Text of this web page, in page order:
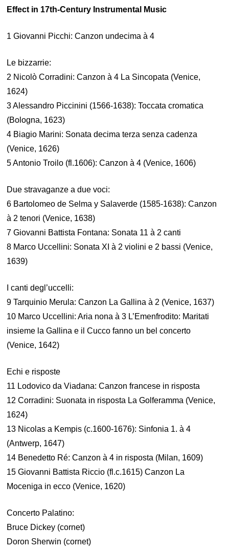
Effect in 17th-Century Instrumental Music
1 Giovanni Picchi: Canzon undecima à 4
Le bizzarrie:
2 Nicolò Corradini: Canzon à 4 La Sincopata (Venice,
1624)
3 Alessandro Piccinini (1566-1638): Toccata cromatica
(Bologna, 1623)
4 Biagio Marini: Sonata decima terza senza cadenza
(Venice, 1626)
5 Antonio Troilo (fl.1606): Canzon à 4 (Venice, 1606)
Due stravaganze a due voci:
6 Bartolomeo de Selma y Salaverde (1585-1638): Canzon
à 2 tenori (Venice, 1638)
7 Giovanni Battista Fontana: Sonata 11 à 2 canti
8 Marco Uccellini: Sonata XI à 2 violini e 2 bassi (Venice,
1639)
I canti degl’uccelli:
9 Tarquinio Merula: Canzon La Gallina à 2 (Venice, 1637)
10 Marco Uccellini: Aria nona à 3 L’Emenfrodito: Maritati
insieme la Gallina e il Cucco fanno un bel concerto
(Venice, 1642)
Echi e risposte
11 Lodovico da Viadana: Canzon francese in risposta
12 Corradini: Suonata in risposta La Golferamma (Venice,
1624)
13 Nicolas a Kempis (c.1600-1676): Sinfonia 1. à 4
(Antwerp, 1647)
14 Benedetto Ré: Canzon à 4 in risposta (Milan, 1609)
15 Giovanni Battista Riccio (fl.c.1615) Canzon La
Moceniga in ecco (Venice, 1620)
Concerto Palatino:
Bruce Dickey (cornet)
Doron Sherwin (cornet)